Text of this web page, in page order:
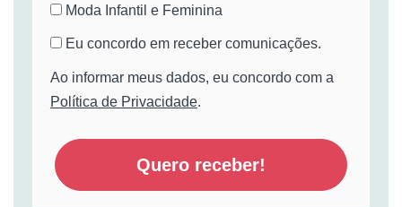
Moda Infantil e Feminina
Eu concordo em receber comunicações.
Ao informar meus dados, eu concordo com a
Política de Privacidade.
Quero receber!